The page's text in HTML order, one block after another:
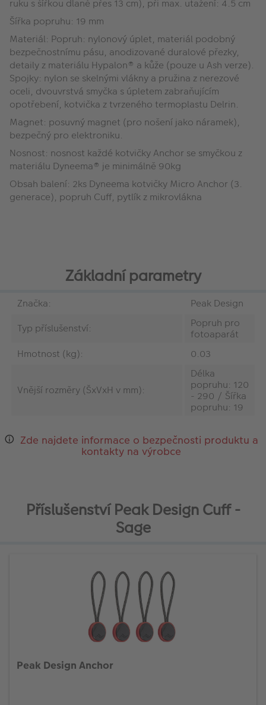
ruku s šířkou dlaně přes 13 cm), při max. utažení: 4.5 cm
Šířka popruhu: 19 mm
Materiál: Popruh: nylonový úplet, materiál podobný
bezpečnostnímu pásu, anodizované duralové přezky,
detaily z materiálu Hypalon® a kůže (pouze u Ash verze).
Spojky: nylon se skelnými vlákny a pružina z nerezové
oceli, dvouvrstvá smyčka s úpletem zabraňujícím
opotřebení, kotvička z tvrzeného termoplastu Delrin.
Magnet: posuvný magnet (pro nošení jako náramek),
bezpečný pro elektroniku.
Nosnost: nosnost každé kotvičky Anchor se smyčkou z
materiálu Dyneema® je minimálně 90kg
Obsah balení: 2ks Dyneema kotvičky Micro Anchor (3.
generace), popruh Cuff, pytlík z mikrovlákna
Základní parametry
Značka:
Peak Design
Typ příslušenství:
Popruh pro
fotoaparát
Hmotnost (kg):
0.03
Vnější rozměry (ŠxVxH v mm):
Délka
popruhu: 120
- 290 / Šířka
popruhu: 19
Zde najdete informace o bezpečnosti produktu a
kontakty na výrobce
Příslušenství Peak Design Cuff -
Sage
Peak Design Anchor